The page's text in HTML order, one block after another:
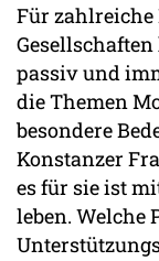
Für zahlreiche
passiv und
die Themen
besondere
Konstanzer
es für sie ist
leben. Welche